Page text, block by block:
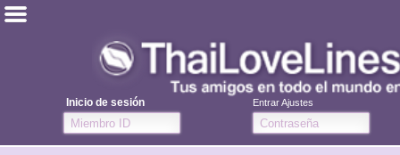
Inicio de sesión Entrar Ajustes
ไทย